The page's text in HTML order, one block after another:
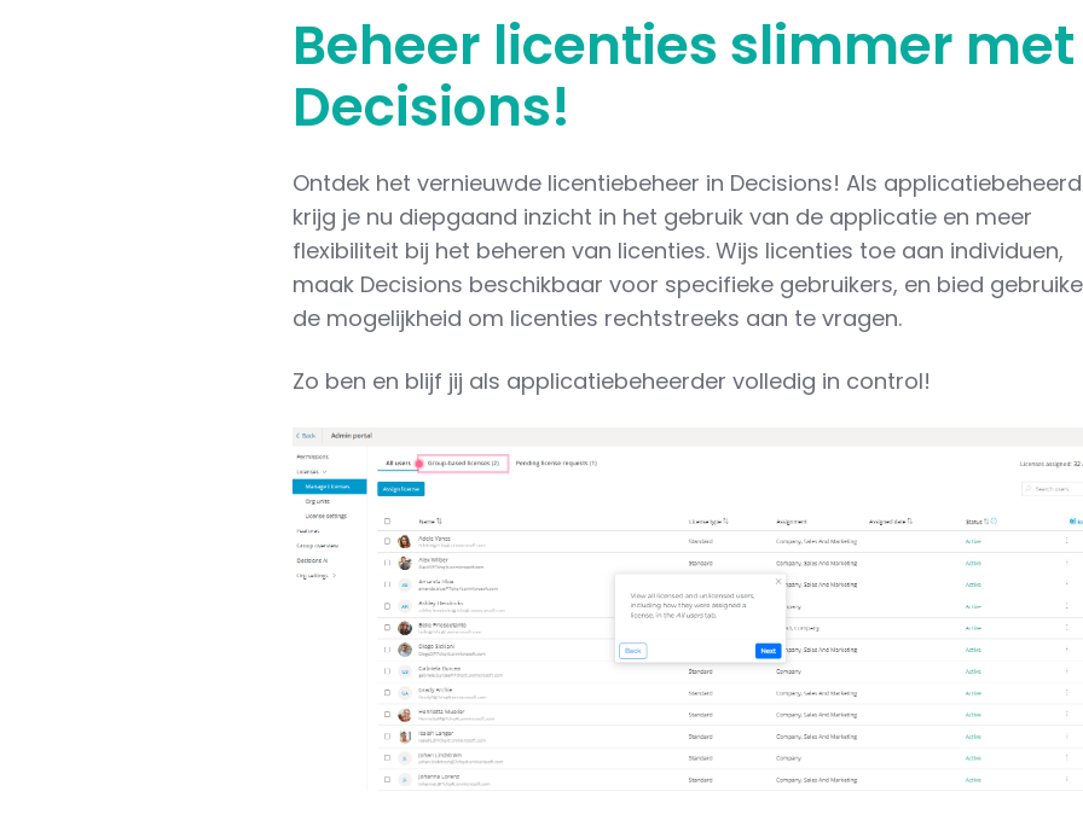
Beheer licenties slimmer met
Decisions!
Ontdek het vernieuwde licentiebeheer in Decisions! Als
krijg je nu diepgaand inzicht in het gebruik van de applicatie en meer
flexibiliteit bij het beheren van licenties. Wijs licenties toe aan individuen,
maak Decisions beschikbaar voor specifieke gebruikers, en bied
de mogelijkheid om licenties rechtstreeks aan te vragen.
Zo ben en blijf jij als applicatiebeheerder volledig in control!